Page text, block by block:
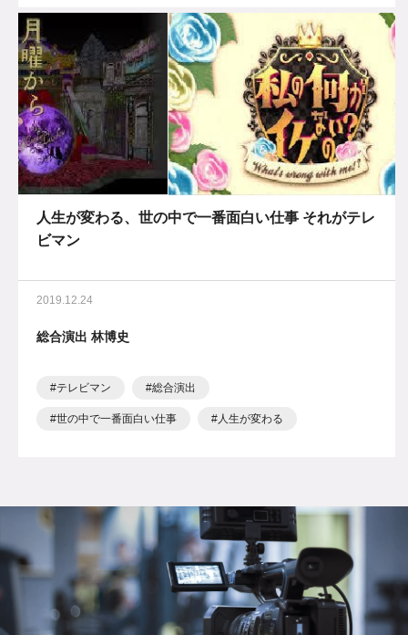
人生が変わる、世の中で一番面白い仕事 それがテレ
ビマン
2019.12.24
総合演出 林博史
テレビマン 総合演出
世の中で一番面白い仕事 人生が変わる